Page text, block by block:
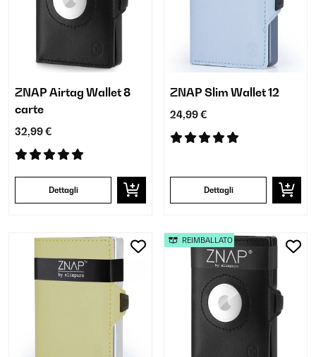
ZNAP Airtag Wallet 8
carte
32,99 €
Dettagli
ZNAP Slim Wallet 12
24,99 €
Dettagli
REIMBALLATO